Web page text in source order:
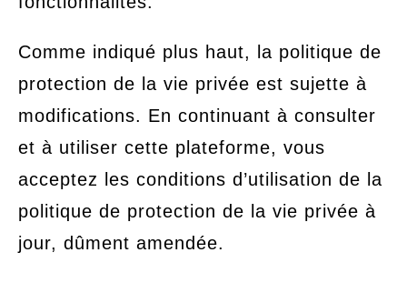
Comme indiqué plus haut, la politique de
protection de la vie privée est sujette à
modifications. En continuant à consulter
et à utiliser cette plateforme, vous
acceptez les conditions d’utilisation de la
politique de protection de la vie privée à
jour, dûment amendée.